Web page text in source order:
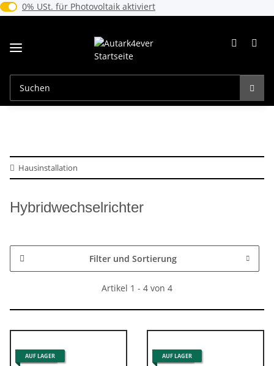
0% USt. für Photovoltaik (§ 12 Abs. 3 UStG)
0% USt. für Photovoltaik aktiviert
Hausinstallation
Hybridwechselrichter
Filter und Sortierung
Artikel 1 - 4 von 4
0% UST.
AUF LAGER 0% UST.
AUF LAGER